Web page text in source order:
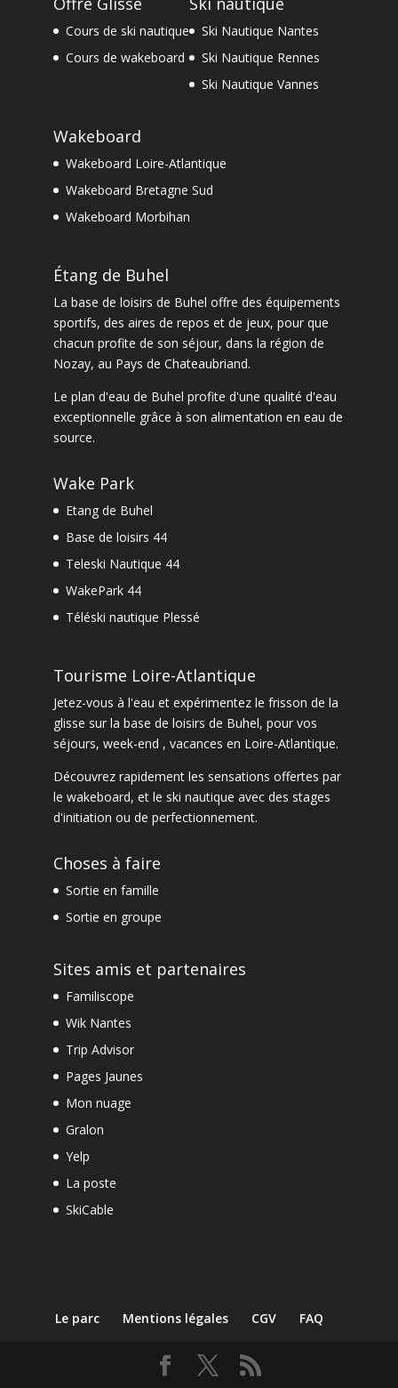
Cours de ski nautique
Cours de wakeboard
Ski Nautique Nantes
Ski Nautique Rennes
Ski Nautique Vannes
Wakeboard
Wakeboard Loire-Atlantique
Wakeboard Bretagne Sud
Wakeboard Morbihan
Étang de Buhel
La base de loisirs de Buhel offre des équipements
sportifs, des aires de repos et de jeux, pour que
chacun profite de son séjour, dans la région de
Nozay, au Pays de Chateaubriand.
Le plan d'eau de Buhel profite d'une qualité d'eau
exceptionnelle grâce à son alimentation en eau de
source.
Wake Park
Etang de Buhel
Base de loisirs 44
Teleski Nautique 44
WakePark 44
Téléski nautique Plessé
Tourisme Loire-Atlantique
Jetez-vous à l'eau et expérimentez le frisson de la
glisse sur la base de loisirs de Buhel, pour vos
séjours, week-end , vacances en Loire-Atlantique.
Découvrez rapidement les sensations offertes par
le wakeboard, et le ski nautique avec des stages
d'initiation ou de perfectionnement.
Choses à faire
Sortie en famille
Sortie en groupe
Sites amis et partenaires
Familiscope
Wik Nantes
Trip Advisor
Pages Jaunes
Mon nuage
Gralon
Yelp
La poste
SkiCable
Le parc Mentions légales CGV FAQ